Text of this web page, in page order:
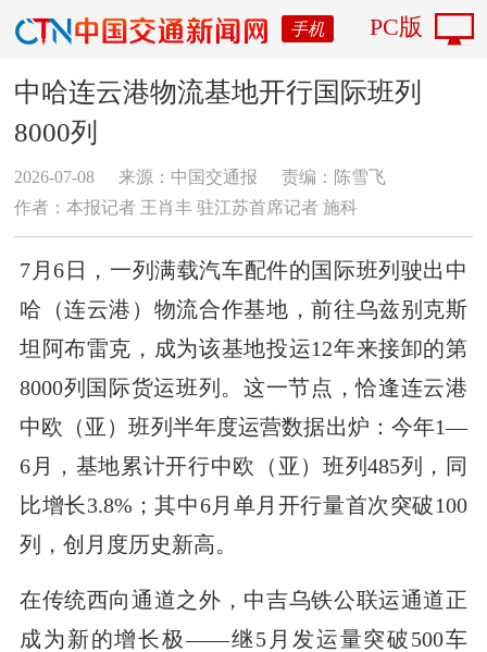
手机 PC版
中哈连云港物流基地开行国际班列
8000列
2026-07-08 来源：中国交通报
责编：陈雪飞
作者：本报记者 王肖丰 驻江苏首席记者 施科
7月6日，一列满载汽车配件的国际班列驶出中
哈（连云港）物流合作基地，前往乌兹别克斯
坦阿布雷克，成为该基地投运12年来接卸的第
8000列国际货运班列。这一节点，恰逢连云港
中欧（亚）班列半年度运营数据出炉：今年1—
6月，基地累计开行中欧（亚）班列485列，同
比增长3.8%；其中6月单月开行量首次突破100
列，创月度历史新高。
在传统西向通道之外，中吉乌铁公联运通道正
成为新的增长极——继5月发运量突破500车